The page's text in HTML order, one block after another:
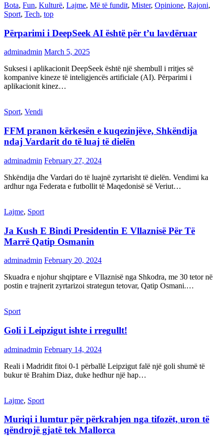
Bota, Fun, Kulturë, Lajme, Më të fundit, Mister, Opinione, Rajoni,
Sport, Tech, top
Përparimi i DeepSeek AI është për t’u lavdëruar
adminadmin March 5, 2025
Suksesi i aplikacionit DeepSeek është një shembull i rritjes së
kompanive kineze të inteligjencës artificiale (AI). Përparimi i
aplikacionit kinez…
Sport, Vendi
FFM pranon kërkesën e kuqezinjëve, Shkëndija
ndaj Vardarit do të luaj të dielën
adminadmin February 27, 2024
Shkëndija dhe Vardari do të luajnë zyrtarisht të dielën. Vendimi ka
ardhur nga Federata e futbollit të Maqedonisë së Veriut…
Lajme, Sport
Ja Kush E Bindi Presidentin E Vllaznisë Për Të
Marrë Qatip Osmanin
adminadmin February 20, 2024
Skuadra e njohur shqiptare e Vllaznisë nga Shkodra, me 30 tetor në
postin e trajnerit zyrtarizoi strategun tetovar, Qatip Osmani.…
Sport
Goli i Leipzigut ishte i rregullt!
adminadmin February 14, 2024
Reali i Madridit fitoi 0-1 përballë Leipzigut falë një goli shumë të
bukur të Brahim Diaz, duke hedhur një hap…
Lajme, Sport
Muriqi i lumtur për përkrahjen nga tifozët, uron të
qëndrojë gjatë tek Mallorca